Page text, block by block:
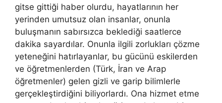
gitse gittiği haber olurdu, hayatlarının her
yerinden umutsuz olan insanlar, onunla
buluşmanın sabırsızca beklediği saatlerce
dakika sayardılar. Onunla ilgili zorlukları çözme
yeteneğini hatırlayanlar, bu gücünü eskilerden
ve öğretmenlerden (Türk, İran ve Arap
öğretmenler) gelen gizli ve garip bilimlerle
gerçekleştirdiğini biliyorlardı. Ona hizmet etme